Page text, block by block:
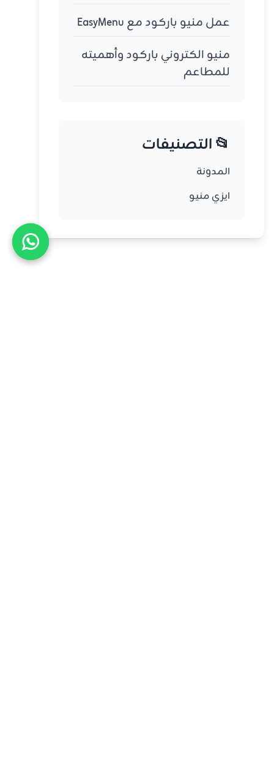
عمل منيو باركود مع EasyMenu
منيو الكتروني باركود وأهميته
للمطاعم
📂 التصنيفات
المدونة
ايزي منيو